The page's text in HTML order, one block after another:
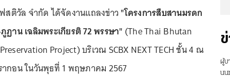
สติวัล จำกัด ได้จัดงานแถลงข่าว "โครงการสืบสานมรดก
าน เฉลิมพระเกียรติ 72 พรรษา"(The Thai Bhutan
Project) บริเวณ SCBX NEXT TECH ชั้น 4 ณ
กอน ในวันพุธที่ 1 พฤษภาคม 2567
ผู้บ
นน